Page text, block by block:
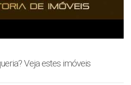
Veja estes imóveis